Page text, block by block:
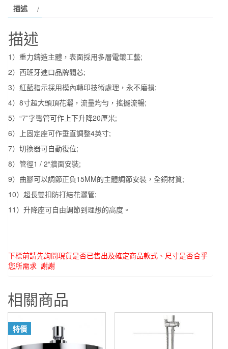
三
淋
花
灑
084017
數
量
描述
描述
1 ） 重力鑄造主體 ， 表面採用多層電鍍工藝;
2） 西班牙進口品牌閥芯;
3） 紅藍指示採用模內轉印技術處理 ， 永不磨損;
4）8寸超大頭頂花灑 ， 流量均勻 ， 搖擺流暢;
5）“7”字彎管可作上下升降20厘米;
6） 上固定座可作垂直調整4英寸;
7） 切換器可自動復位;
8） 管徑1 / 2“牆面安裝;
9） 曲腳可以調節正負15MM的主體調節安裝 ， 全銅材質;
10） 超長雙扣防打結花灑管;
11 ） 升降座可自由調節到理想的高度 。
下標前請先詢問現貨是否已售出及確定商品款式、尺寸是否合乎
您所需求 謝謝
相關商品
特價